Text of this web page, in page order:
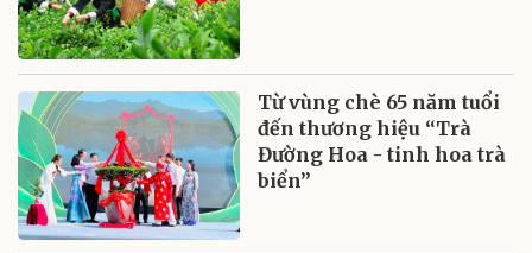
Từ vùng chè 65 năm tuổi
đến thương hiệu “Trà
Đường Hoa - tinh hoa trà
biển”